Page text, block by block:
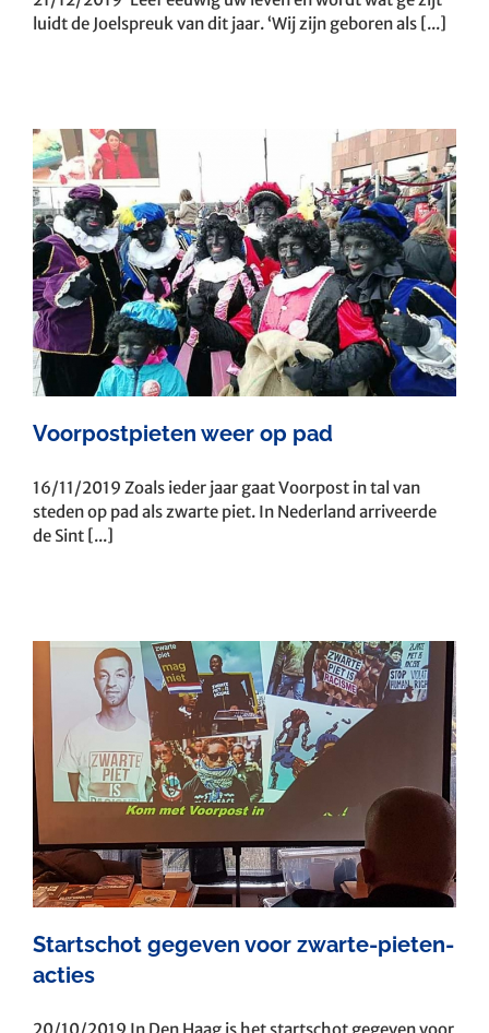
luidt de Joelspreuk van dit jaar. ‘Wij zijn geboren als [...]
Voorpostpieten weer op pad
16/11/2019 Zoals ieder jaar gaat Voorpost in tal van
steden op pad als zwarte piet. In Nederland arriveerde
de Sint [...]
Startschot gegeven voor zwarte-pieten-
acties